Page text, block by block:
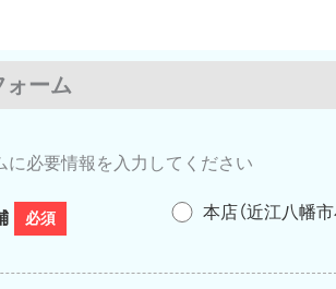
ォーム
に必要情報を入力してください
必須 本店（近江八幡市